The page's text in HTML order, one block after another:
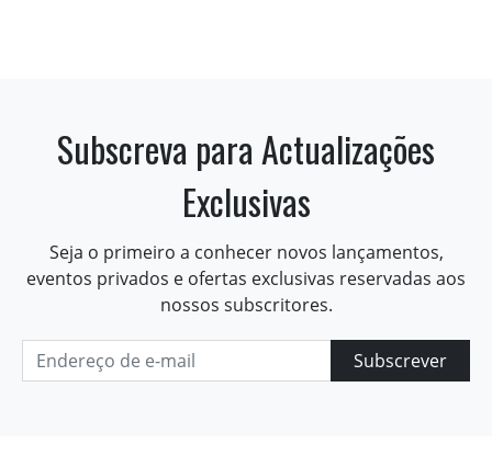
Subscreva para Actualizações
Exclusivas
Seja o primeiro a conhecer novos lançamentos,
eventos privados e ofertas exclusivas reservadas aos
nossos subscritores.
Subscrever